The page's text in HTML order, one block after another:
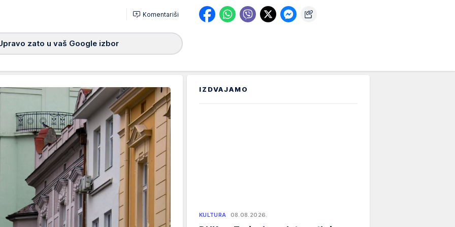
Komentariši
zato u vaš Google izbor
IZDVAJAMO
KULTURA 08.08.2026.